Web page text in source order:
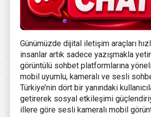
Günümüzde dijital iletişim araçları
insanlar artık sadece yazışmakla
görüntülü sohbet platformlarına
mobil uyumlu, kameralı ve sesli
Türkiye’nin dört bir yanındaki
getirerek sosyal etkileşimi
illere göre sesli kameralı mobil